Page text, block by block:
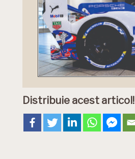
Distribuie acest articol!